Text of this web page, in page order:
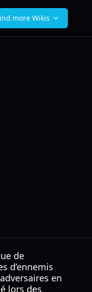
more Wikis
de
d’ennemis
en
lors des